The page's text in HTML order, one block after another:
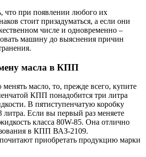
что при появлении любого их
стоит призадуматься, а если они
числе и одновременно –
машину до выяснения причин
масла в КПП
масло, то, прежде всего, купите
КПП понадобится три литра
В пятиступенчатую коробку
литра. Если вы первый раз меняете
класса 80W-85. Она отлично
в КПП ВАЗ-2109.
приобретать продукцию марки